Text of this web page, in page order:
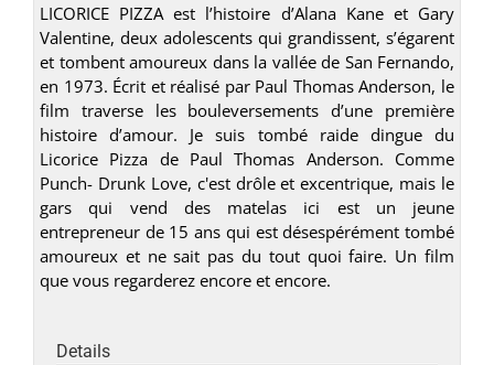
LICORICE PIZZA est l’histoire d’Alana Kane et Gary
Valentine, deux adolescents qui grandissent, s’égarent
et tombent amoureux dans la vallée de San Fernando,
en 1973. Écrit et réalisé par Paul Thomas Anderson, le
film traverse les bouleversements d’une première
histoire d’amour. Je suis tombé raide dingue du
Licorice Pizza de Paul Thomas Anderson. Comme
Punch- Drunk Love, c'est drôle et excentrique, mais le
gars qui vend des matelas ici est un jeune
entrepreneur de 15 ans qui est désespérément tombé
amoureux et ne sait pas du tout quoi faire. Un film
que vous regarderez encore et encore.
Details